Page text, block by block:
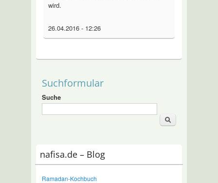
wird.
26.04.2016 - 12:26
Suchformular
Suche
nafisa.de – Blog
Ramadan-Kochbuch